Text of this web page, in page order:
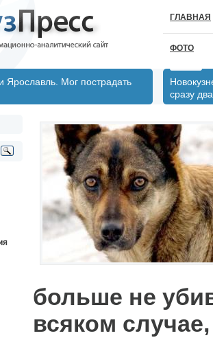
ГЛАВНАЯ
ФОТО
Ярославль. Мог пострадать
сразу
больше не
всяком